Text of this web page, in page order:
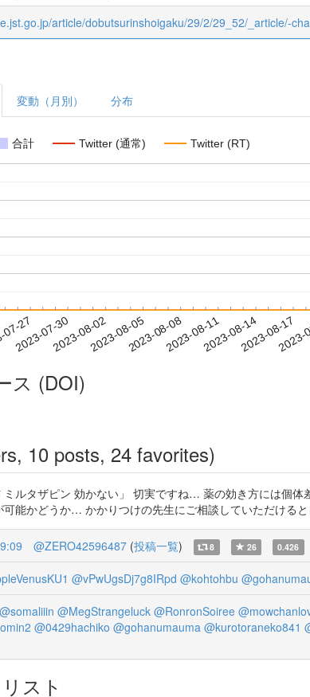
article/dobutsurinshoigaku/29/2/29_52/_article/-
変動（月別） 分布
合計 Twitter (通常) Twitter (RT)
27
2023-07-302023-08-022023-08-052023-08-082023-08-112023-08-142023-08-17
ス (DOI)
10 posts, 24 favorites)
ミルタザピン 効かない」 切実ですね… 薬の効き方には個
可能かどうか… かかりつけの先生にご相談していただける
@ZERO42596487 (投稿一覧) 8 26 0.426
@vPwUgsDj7g8IRpd @kohtohbu
@somaliiin @MegStrangeluck @RonronSoiree
@0429hachiko @gohanumauma @kurotoraneko841
スト